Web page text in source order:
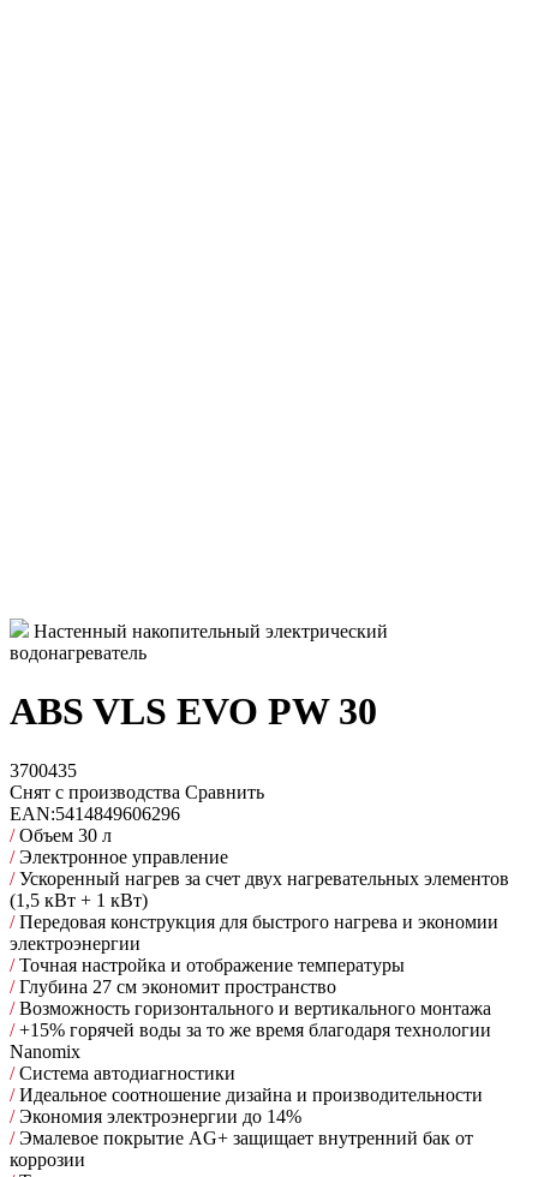
Настенный накопительный электрический
водонагреватель
ABS VLS EVO PW 30
3700435
Снят с производства Сравнить
EAN:5414849606296
/Объем 30 л
/Электронное управление
/Ускоренный нагрев за счет двух нагревательных элементов
(1,5 кВт + 1 кВт)
/Передовая конструкция для быстрого нагрева и экономии
электроэнергии
/Точная настройка и отображение температуры
/Глубина 27 см экономит пространство
/Возможность горизонтального и вертикального монтажа
/+15% горячей воды за то же время благодаря технологии
Nanomix
/Cистема автодиагностики
/Идеальное соотношение дизайна и производительности
/Экономия электроэнергии до 14%
/Эмалевое покрытие AG+ защищает внутренний бак от
коррозии